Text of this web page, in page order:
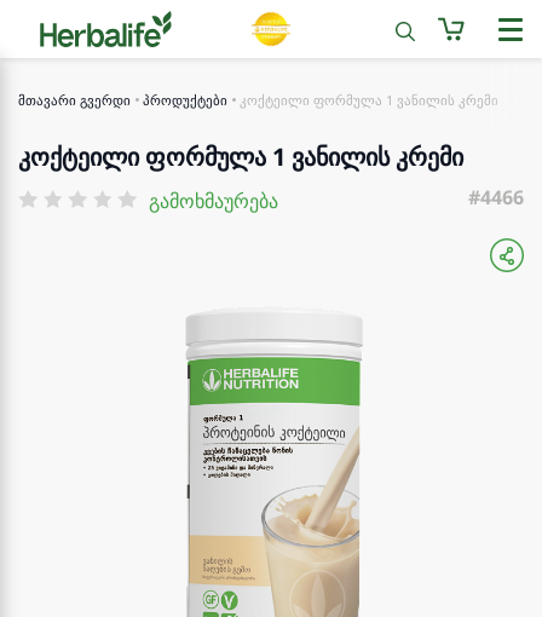
მთავარი გვერდი პროდუქტები კოქტეილი ფორმულა 1 ვანილის კრემი
კოქტეილი ფორმულა 1 ვანილის კრემი
გამოხმაურება #4466